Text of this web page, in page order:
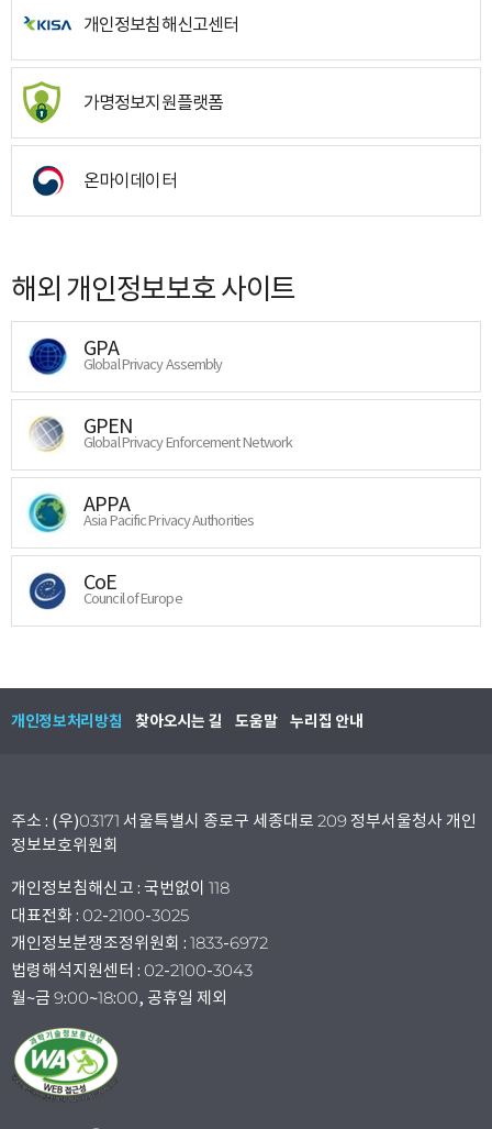
개인정보침해신고센터
가명정보지원플랫폼
온마이데이터
해외 개인정보보호 사이트
GPA
Global Privacy Assembly
GPEN
Global Privacy Enforcement Network
APPA
Asia Pacific Privacy Authorities
CoE
Council of Europe
개인정보처리방침 찾아오시는 길 도움말 누리집 안내
주소 : (우)03171 서울특별시 종로구 세종대로 209 정부서울청사 개인
정보보호위원회
개인정보침해신고 : 국번없이 118
대표전화 : 02-2100-3025
개인정보분쟁조정위원회 : 1833-6972
법령해석지원센터 : 02-2100-3043
월~금 9:00~18:00, 공휴일 제외